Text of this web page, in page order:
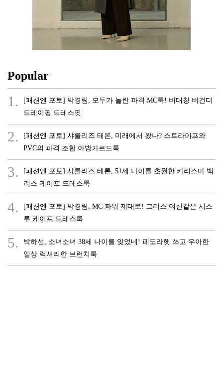
Popular
1.
[패션엔 포토] 박경림, 모두가 놀란 파격 MC룩! 비대칭 버건디
드레이핑 드레스핏
2.
[패션엔 포토] 샤를리즈 테론, 미래에서 왔나? 스트라이프와
PVC의 파격 조합 아방가르드룩
3.
[패션엔 포토] 샤를리즈 테론, 51세 나이를 초월한 카리스마 백
리스 케이프 드레스룩
4.
[패션엔 포토] 박경림, MC 파워 제대로! 그리스 여신같은 시스
루 케이프 드레스룩
5.
박하선, 소녀소녀 38세 나이를 잊었네! 페도라햇 쓰고 우아한
일상 럭셔리한 브런치룩